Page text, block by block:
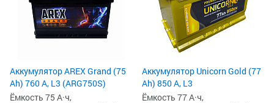
Аккумулятор AREX Grand (75
Ah) 760 А, L3 (ARG750S)
Ёмкость 75 А·ч,
Аккумулятор Unicorn Gold (77
Ah) 850 А, L3
Ёмкость 77 А·ч,